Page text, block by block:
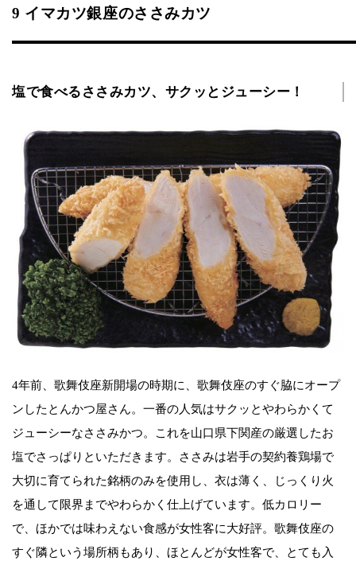
9 イマカツ銀座のささみカツ
塩で食べるささみカツ、サクッとジューシー！
4年前、歌舞伎座新開場の時期に、歌舞伎座のすぐ脇にオープ
ンしたとんかつ屋さん。一番の人気はサクッとやわらかくて
ジューシーなささみかつ。これを山口県下関産の厳選したお
塩でさっぱりといただきます。ささみは岩手の契約養鶏場で
大切に育てられた銘柄のみを使用し、衣は薄く、じっくり火
を通して限界までやわらかく仕上げています。低カロリー
で、ほかでは味わえない食感が女性客に大好評。歌舞伎座の
すぐ隣という場所柄もあり、ほとんどが女性客で、とても入